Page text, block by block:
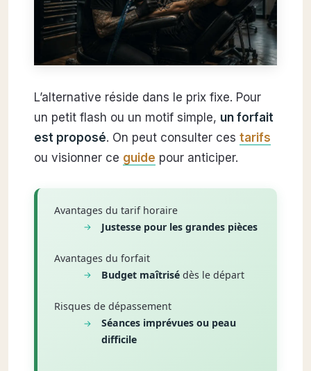
L’alternative réside dans le prix fixe. Pour
un petit flash ou un motif simple, un forfait
est proposé. On peut consulter ces tarifs
ou visionner ce guide pour anticiper.
Avantages du tarif horaire
Justesse pour les grandes pièces
Avantages du forfait
Budget maîtrisé dès le départ
Risques de dépassement
Séances imprévues ou peau
difficile